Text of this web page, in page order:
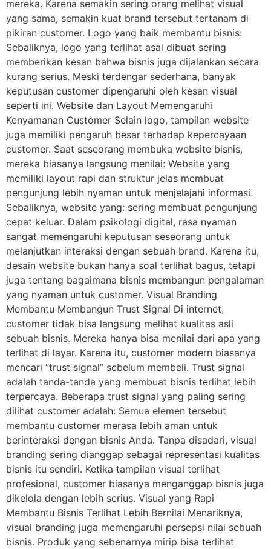
mereka. Karena semakin sering orang melihat visual
yang sama, semakin kuat brand tersebut tertanam di
pikiran customer. Logo yang baik membantu bisnis:
Sebaliknya, logo yang terlihat asal dibuat sering
memberikan kesan bahwa bisnis juga dijalankan secara
kurang serius. Meski terdengar sederhana, banyak
keputusan customer dipengaruhi oleh kesan visual
seperti ini. Website dan Layout Memengaruhi
Kenyamanan Customer Selain logo, tampilan website
juga memiliki pengaruh besar terhadap kepercayaan
customer. Saat seseorang membuka website bisnis,
mereka biasanya langsung menilai: Website yang
memiliki layout rapi dan struktur jelas membuat
pengunjung lebih nyaman untuk menjelajahi informasi.
Sebaliknya, website yang: sering membuat pengunjung
cepat keluar. Dalam psikologi digital, rasa nyaman
sangat memengaruhi keputusan seseorang untuk
melanjutkan interaksi dengan sebuah brand. Karena itu,
desain website bukan hanya soal terlihat bagus, tetapi
juga tentang bagaimana bisnis membangun pengalaman
yang nyaman untuk customer. Visual Branding
Membantu Membangun Trust Signal Di internet,
customer tidak bisa langsung melihat kualitas asli
sebuah bisnis. Mereka hanya bisa menilai dari apa yang
terlihat di layar. Karena itu, customer modern biasanya
mencari “trust signal” sebelum membeli. Trust signal
adalah tanda-tanda yang membuat bisnis terlihat lebih
terpercaya. Beberapa trust signal yang paling sering
dilihat customer adalah: Semua elemen tersebut
membantu customer merasa lebih aman untuk
berinteraksi dengan bisnis Anda. Tanpa disadari, visual
branding sering dianggap sebagai representasi kualitas
bisnis itu sendiri. Ketika tampilan visual terlihat
profesional, customer biasanya menganggap bisnis juga
dikelola dengan lebih serius. Visual yang Rapi
Membantu Bisnis Terlihat Lebih Bernilai Menariknya,
visual branding juga memengaruhi persepsi nilai sebuah
bisnis. Produk yang sebenarnya mirip bisa terlihat